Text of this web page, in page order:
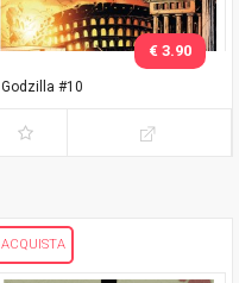
Godzilla #10
€ 3.90
ACQUISTA